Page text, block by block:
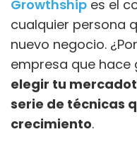
Growthship es el
cualquier persona
nuevo negocio.
empresa que hace
elegir tu
serie de técnicas
crecimiento.